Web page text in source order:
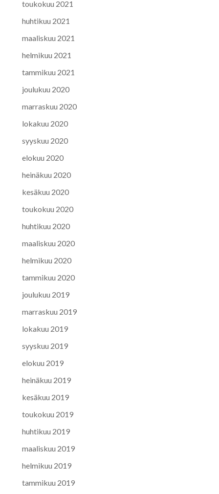
toukokuu 2021
huhtikuu 2021
maaliskuu 2021
helmikuu 2021
tammikuu 2021
joulukuu 2020
marraskuu 2020
lokakuu 2020
syyskuu 2020
elokuu 2020
heinäkuu 2020
kesäkuu 2020
toukokuu 2020
huhtikuu 2020
maaliskuu 2020
helmikuu 2020
tammikuu 2020
joulukuu 2019
marraskuu 2019
lokakuu 2019
syyskuu 2019
elokuu 2019
heinäkuu 2019
kesäkuu 2019
toukokuu 2019
huhtikuu 2019
maaliskuu 2019
helmikuu 2019
tammikuu 2019